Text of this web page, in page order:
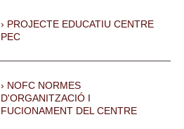
PROJECTE EDUCATIU CENTRE
PEC
NOFC NORMES
D'ORGANITZACIÓ I
FUCIONAMENT DEL CENTRE